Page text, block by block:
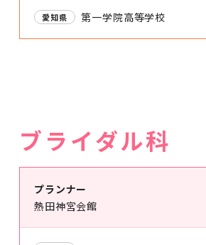
愛知県 第一学院高等学校
ブライダル科
プランナー
熱田神宮会館